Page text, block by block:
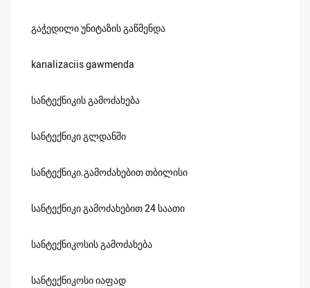
გაჭედილი უნიტაზის გაწმენდა
kanalizaciis gawmenda
სანტექნიკის გამოძახება
სანტექნიკი გლდანში
სანტექნიკი.გამოძახებით თბილისი
სანტექნიკი გამოძახებით 24 საათი
სანტექნიკოსის გამოძახება
სანტექნიკოსი იაფად